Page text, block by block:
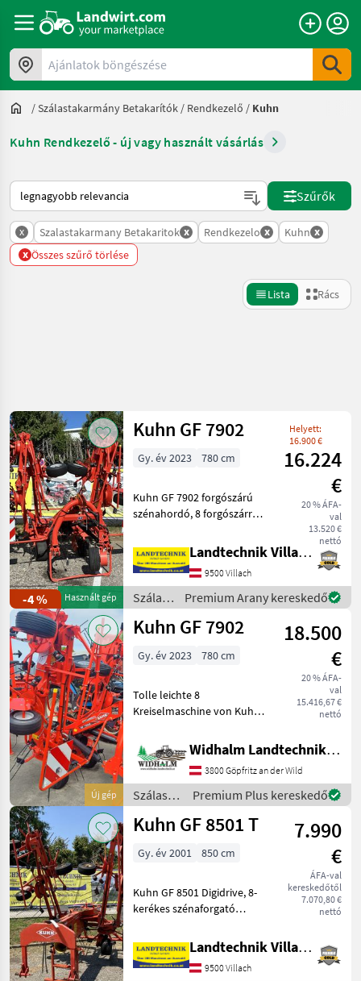
Ajánlatok böngészése
/Szálastakarmány Betakarítók / Rendkezelő / Kuhn
Kuhn Rendkezelő - új vagy használt vásárlás
Így van sorba rendezve a Landwirt.com-on
Szűrők
x Szalastakarmany Betakaritok x Rendkezelo x Kuhn x
x Összes szűrő törlése
Lista Rács
Kategória 4 Ország Szűrők
AKTUÁLIS
ÚTVONAL
Mezőgazdasági
gépek/eszközök
Szalastakarmany
Betakaritok
Rendkezelo
Kuhn
KATEGÓRIA
KIVÁLASZTÁSA
Kuhn
Pöttinger
Krone
Claas
Fella
SIP
Mind a 36
megjelenítése
MODELL
Visszaállítás
megjelenítése
-4 % Használt gép
Kuhn GF 7902
Helyett:
16.900 €
16.224
€
20 % ÁFA-
val
13.520 €
nettó
Gy. év 2023 780 cm
Kuhn GF 7902 forgószárú
szénahordó, 8 forgószárral,
szárral, lengéscsillapító
karokkal, tapintókerékkel,
hidraulikus határoló
szórószerkezet, s
Landtechnik Villach GmbH
9500 Villach
Szálastakarmány
betakarítók
/ Kuhn
Premium Arany kereskedő
Új gép
Kuhn GF 7902
18.500
€
20 % ÁFA-
val
15.416,67 €
nettó
Gy. év 2023 780 cm
Tolle leichte 8
Kreiselmaschine von Kuhn (
Grenzstreueinrichtung,
einzigartige DIGIDRIVE
Fingerklauenkupplung, 2
Dämpfungsstreben, MADE
IN FRANCE
Widhalm Landtechnik GmbH
3800 Göpfritz an der Wild
Szálastakarmány
betakarítók
/ Kuhn
Premium Plus kereskedő
Kuhn GF 8501 T
7.990
€
ÁFA-val
kereskedőtől
7.070,80 €
nettó
Gy. év 2001 850 cm
Kuhn GF 8501 Digidrive, 8-
kerékes szénaforgató
egyenként 6 villával,
hidraulikusan
összecsukható, ideális
Landtechnik Villach GmbH
9500 Villach